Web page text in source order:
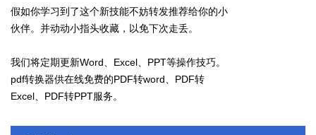
假如你学习到了这个新技能不妨转发推荐给你的小
伙伴。并动动小指头收藏，以免下次走丢。
我们将定期更新Word、Excel、PPT等操作技巧。
pdf转换器供在线免费的PDF转word、PDF转
Excel、PDF转PPT服务。